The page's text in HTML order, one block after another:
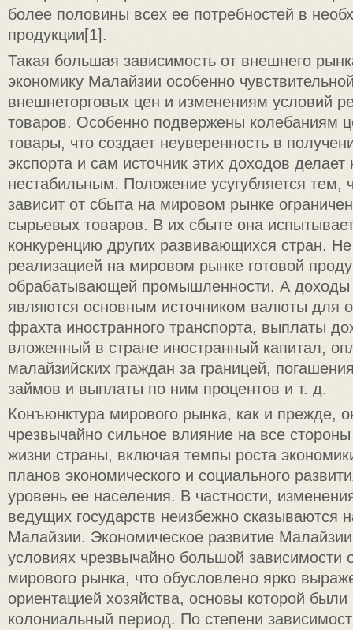
более половины всех ее потребностей в
продукции[1].
Такая большая зависимость от внешнего
экономику Малайзии особенно
внешнеторговых цен и изменениям условий
товаров. Особенно подвержены колебаниям
товары, что создает неуверенность в
экспорта и сам источник этих доходов делает
нестабильным. Положение усугубляется тем,
зависит от сбыта на мировом рынке
сырьевых товаров. В их сбыте она
конкуренцию других развивающихся стран.
реализацией на мировом рынке готовой
обрабатывающей промышленности. А доходы
являются основным источником валюты для
фрахта иностранного транспорта, выплаты
вложенный в стране иностранный капитал,
малайзийских граждан за границей,
займов и выплаты по ним процентов и т. д.
Конъюнктура мирового рынка, как и прежде,
чрезвычайно сильное влияние на все
жизни страны, включая темпы роста
планов экономического и социального
уровень ее населения. В частности,
ведущих государств неизбежно сказываются
Малайзии. Экономическое развитие
условиях чрезвычайно большой зависимости
мирового рынка, что обусловлено ярко
ориентацией хозяйства, основы которой
колониальный период. По степени